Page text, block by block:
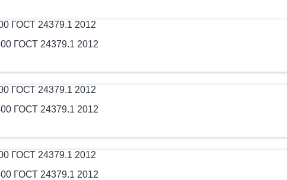
ГОСТ 24379.1 2012
ГОСТ 24379.1 2012
ГОСТ 24379.1 2012